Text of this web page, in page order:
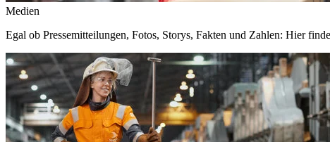
Medien
Egal ob Pressemitteilungen, Fotos, Storys, Fakten und Zahlen: Hier